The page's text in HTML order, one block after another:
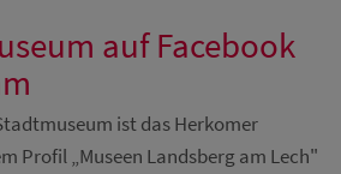
auf Facebook
ist das Herkomer
Profil „Museen Landsberg am Lech"